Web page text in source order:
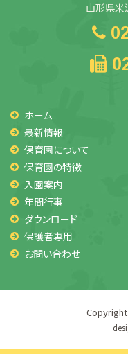
山形県
ホーム
最新情報
保育園について
保育園の特徴
入園案内
年間行事
ダウンロード
保護者専用
お問い合わせ